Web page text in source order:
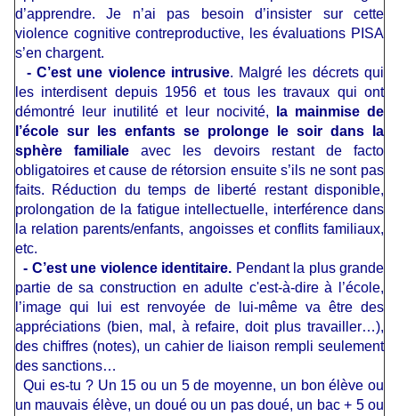
d’apprendre. Je n’ai pas besoin d’insister sur cette
violence cognitive contreproductive, les évaluations PISA
s’en chargent.
- C’est une violence intrusive. Malgré les décrets qui
les interdisent depuis 1956 et tous les travaux qui ont
démontré leur inutilité et leur nocivité,
la mainmise de
l’école sur les enfants se prolonge le soir dans la
sphère familiale avec les devoirs restant de facto
obligatoires et cause de rétorsion ensuite s’ils ne sont pas
faits. Réduction du temps de liberté restant disponible,
prolongation de la fatigue intellectuelle, interférence dans
la relation parents/enfants, angoisses et conflits familiaux,
etc.
- C’est une violence identitaire. Pendant la plus grande
partie de sa construction en adulte c'est-à-dire à l’école,
l’image qui lui est renvoyée de lui-même va être des
appréciations (bien, mal, à refaire, doit plus travailler…),
des chiffres (notes), un cahier de liaison rempli seulement
des sanctions…
Qui es-tu ? Un 15 ou un 5 de moyenne, un bon élève ou
un mauvais élève, un doué ou un pas doué, un bac + 5 ou